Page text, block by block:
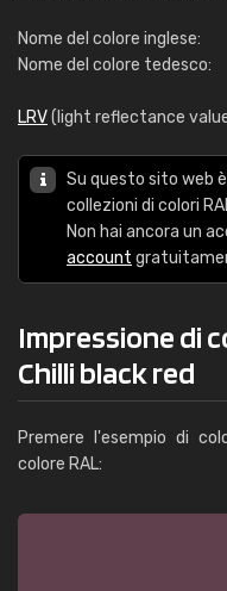
Nome del colore inglese:
Nome del colore tedesco:
LRV(light reflectance
Su questo sito web
collezioni di colori
Non hai ancora un
account
Impressione di
Chilli black red
Premere l'esempio di
colore RAL: